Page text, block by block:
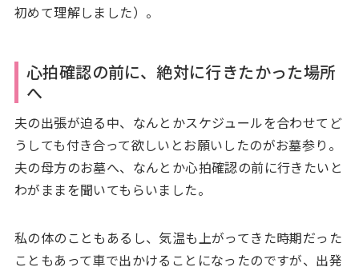
初めて理解しました）。
心拍確認の前に、絶対に行きたかった場所
へ
夫の出張が迫る中、なんとかスケジュールを合わせてど
うしても付き合って欲しいとお願いしたのがお墓参り。
夫の母方のお墓へ、なんとか心拍確認の前に行きたいと
わがままを聞いてもらいました。
私の体のこともあるし、気温も上がってきた時期だった
こともあって車で出かけることになったのですが、出発